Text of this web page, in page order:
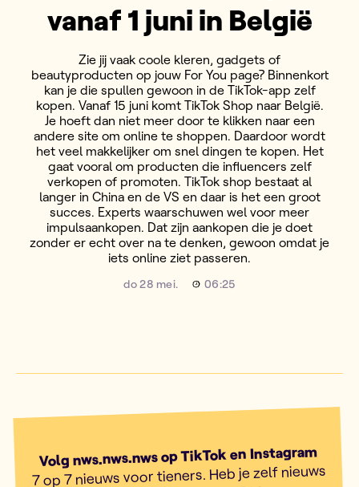
vanaf 1 juni in België
Zie jij vaak coole kleren, gadgets of
beautyproducten op jouw For You page? Binnenkort
kan je die spullen gewoon in de TikTok-app zelf
kopen. Vanaf 15 juni komt TikTok Shop naar België.
Je hoeft dan niet meer door te klikken naar een
andere site om online te shoppen. Daardoor wordt
het veel makkelijker om snel dingen te kopen. Het
gaat vooral om producten die influencers zelf
verkopen of promoten. TikTok shop bestaat al
langer in China en de VS en daar is het een groot
succes. Experts waarschuwen wel voor meer
impulsaankopen. Dat zijn aankopen die je doet
zonder er echt over na te denken, gewoon omdat je
iets online ziet passeren.
do 28 mei. 06:25
Volg nws.nws.nws op TikTok en Instagram
7 op 7 nieuws voor tieners. Heb je zelf nieuws